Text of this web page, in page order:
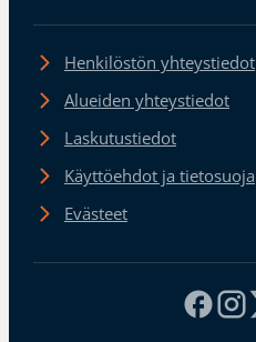
Henkilöstön yhteystiedot
Alueiden yhteystiedot
Laskutustiedot
Käyttöehdot ja tietosuoja
Evästeet